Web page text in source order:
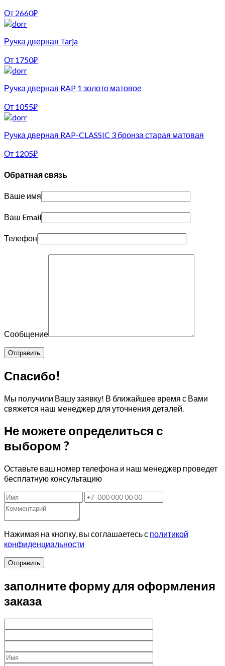
От 2660₽
Ручка дверная Tarja
От 1750₽
Ручка дверная RAP 1 золото матовое
От 1055₽
Ручка дверная RAP-CLASSIC 3 бронза старая матовая
От 1205₽
Обратная связь
Ваше имя
Ваш Email
Телефон
Сообщение
Спасибо!
Мы получили Вашу заявку! В ближайшее время с Вами
свяжется наш менеджер для уточнения деталей.
Не можете определиться с
выбором ?
Оставьте ваш номер телефона и наш менеджер проведет
бесплатную консультацию
Нажимая на кнопку, вы соглашаетесь с политикой
конфиденциальности
Отправить
заполните форму для оформления
заказа